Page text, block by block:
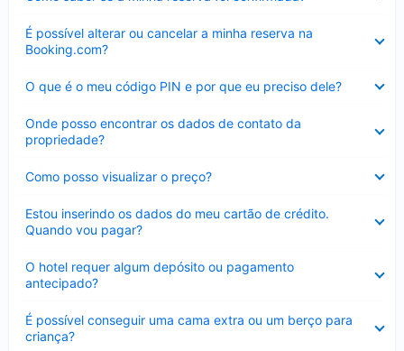
É possível alterar ou cancelar a minha reserva na
Booking.com?
Contraído
O que é o meu código PIN e por que eu preciso dele?
Onde posso encontrar os dados de contato da
propriedade?
Como posso visualizar o preço?
Estou inserindo os dados do meu cartão de crédito.
Quando vou pagar?
O hotel requer algum depósito ou pagamento
antecipado?
É possível conseguir uma cama extra ou um berço para
criança?
Contraído